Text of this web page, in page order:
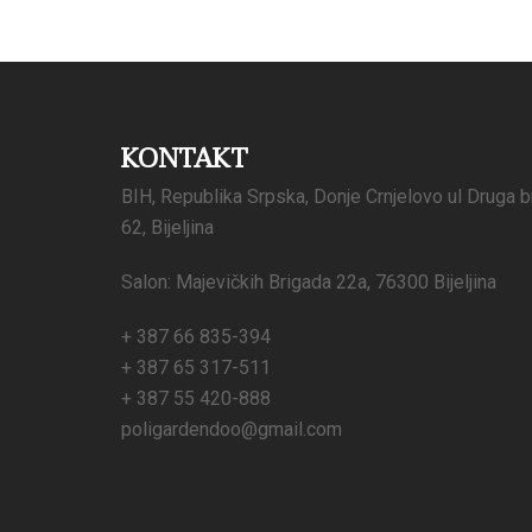
KONTAKT
BIH, Republika Srpska, Donje Crnjelovo ul Druga
62, Bijeljina
Salon: Majevičkih Brigada 22a, 76300 Bijeljina
+ 387 66 835-394
+ 387 65 317-511
+ 387 55 420-888
poligardendoo@gmail.com